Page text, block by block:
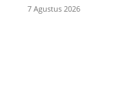
7 Agustus 2026